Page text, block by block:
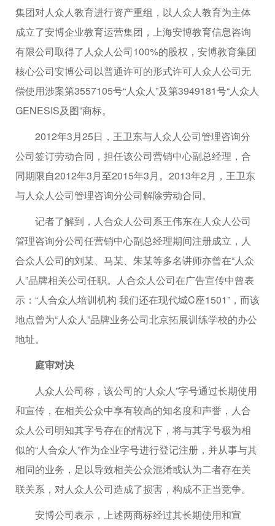
集团对人众人教育进行资产重组，以人众人教育为主体
成立了安博企业教育运营集团，上海安博教育信息咨询
有限公司取得了人众人公司100%的股权，安博教育集团
核心公司安博公司以普通许可的形式许可人众人公司无
偿使用涉案第3557105号“人众人”及第3949181号“人众人
GENESIS及图”商标。
2012年3月25日，王卫东与人众人公司管理咨询分
公司签订劳动合同，担任该公司营销中心副总经理，合
同期限自2012年3月至2015年3月。2013年2月，王卫东
与人众人公司管理咨询分公司解除劳动合同。
记者了解到，人合众人公司系王伟东在人众人公司
管理咨询分公司任营销中心副总经理期间注册成立，人
合众人公司的刘某、马某、朱某等多名讲师亦曾在“人众
人”品牌相关公司任职。人合众人公司在广告宣传中曾表
示：“人合众人培训机构 我们还在现代城C座1501”，而该
地点曾为“人众人”品牌业务公司北京拓展训练学校的办公
地址。
庭审对决
人众人公司称，该公司的“人众人”字号通过长期使用
和宣传，在相关公众中享有较高的知名度和声誉，人合
众人公司明知其字号存在的情况下，将与其字号极为相
似的“人合众人”作为企业字号进行登记注册，并从事与其
相同的业务，足以导致相关公众混淆或认为二者存在关
联关系，对人众人公司造成了损害，构成不正当竞争。
安博公司表示，上述两商标经过其长期使用和宣